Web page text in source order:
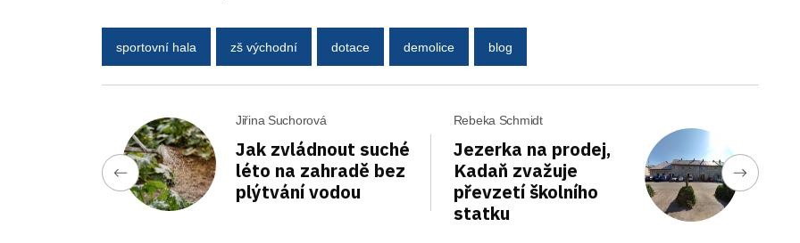
sportovní hala zš východní dotace demolice blog
Jiřina Suchorová
Jak zvládnout suché
léto na zahradě bez
plýtvání vodou
Rebeka Schmidt
Jezerka na prodej,
Kadaň zvažuje
převzetí školního
statku